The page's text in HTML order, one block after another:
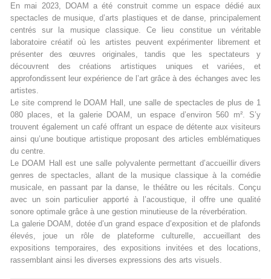
En mai 2023, DOAM a été construit comme un espace dédié aux
spectacles de musique, d’arts plastiques et de danse, principalement
centrés sur la musique classique. Ce lieu constitue un véritable
laboratoire créatif où les artistes peuvent expérimenter librement et
présenter des œuvres originales, tandis que les spectateurs y
découvrent des créations artistiques uniques et variées, et
approfondissent leur expérience de l’art grâce à des échanges avec les
artistes.
Le site comprend le DOAM Hall, une salle de spectacles de plus de 1
080 places, et la galerie DOAM, un espace d’environ 560 m². S’y
trouvent également un café offrant un espace de détente aux visiteurs
ainsi qu’une boutique artistique proposant des articles emblématiques
du centre.
Le DOAM Hall est une salle polyvalente permettant d’accueillir divers
genres de spectacles, allant de la musique classique à la comédie
musicale, en passant par la danse, le théâtre ou les récitals. Conçu
avec un soin particulier apporté à l’acoustique, il offre une qualité
sonore optimale grâce à une gestion minutieuse de la réverbération.
La galerie DOAM, dotée d’un grand espace d’exposition et de plafonds
élevés, joue un rôle de plateforme culturelle, accueillant des
expositions temporaires, des expositions invitées et des locations,
rassemblant ainsi les diverses expressions des arts visuels.